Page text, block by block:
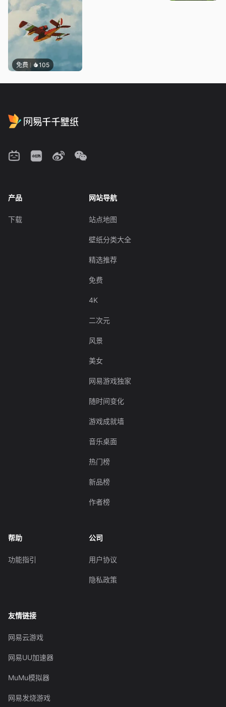
免费 105
产品
下载
网站导航
站点地图
壁纸分类大全
精选推荐
免费
4K
二次元
风景
美女
网易游戏独家
随时间变化
游戏成就墙
音乐桌面
热门榜
新品榜
作者榜
帮助
功能指引
公司
用户协议
隐私政策
友情链接
网易云游戏
网易UU加速器
MuMu模拟器
网易发烧游戏